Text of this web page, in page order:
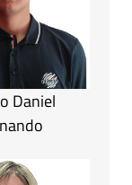
Daniel